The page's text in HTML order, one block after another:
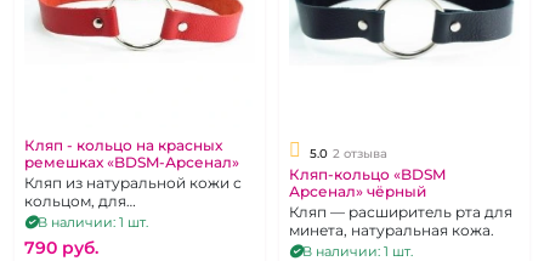
Кляп - кольцо на красных
ремешках «BDSM-Арсенал»
Кляп из натуральной кожи с
кольцом, для
принудительного орального
В наличии: 1 шт.
790 pуб.
5.0 2 отзыва
Кляп-кольцо «BDSM
Арсенал» чёрный
Кляп — расширитель рта для
минета, натуральная кожа.
В наличии: 1 шт.